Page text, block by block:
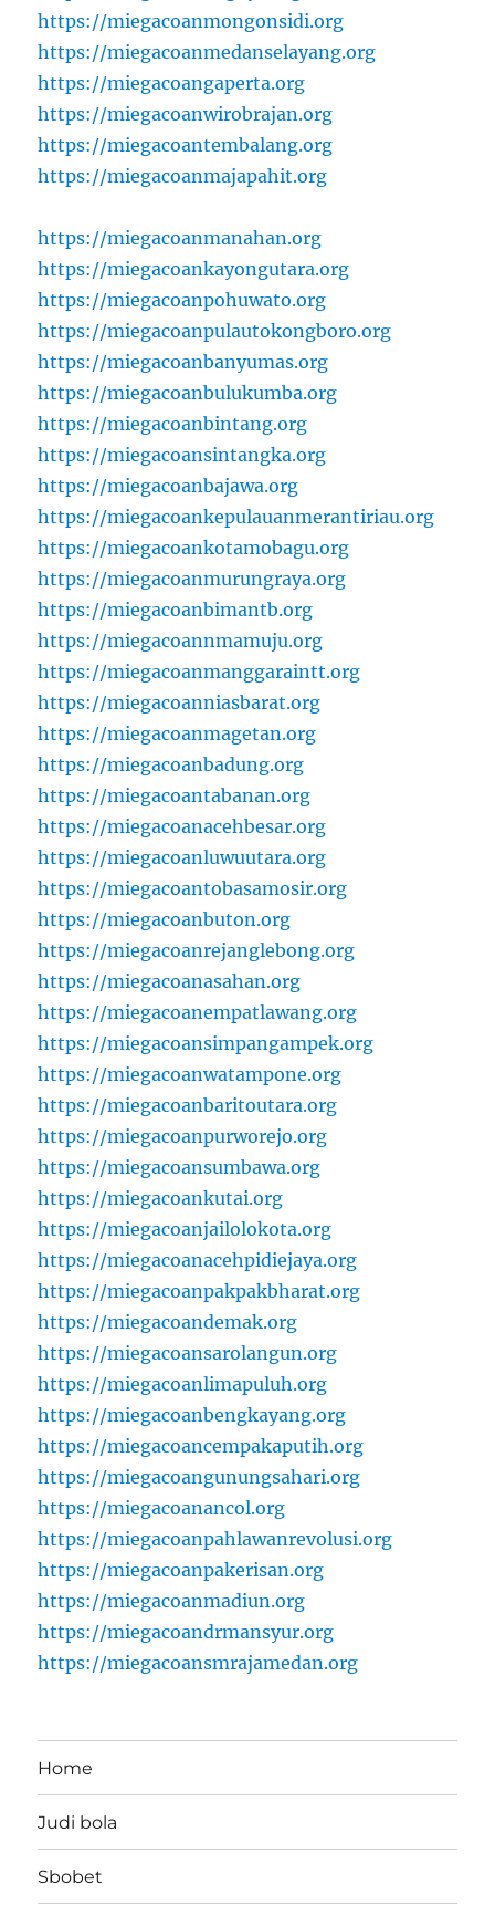
https://miegacoanmongonsidi.org
https://miegacoanmedanselayang.org
https://miegacoangaperta.org
https://miegacoanwirobrajan.org
https://miegacoantembalang.org
https://miegacoanmajapahit.org
https://miegacoanmanahan.org
https://miegacoankayongutara.org
https://miegacoanpohuwato.org
https://miegacoanpulautokongboro.org
https://miegacoanbanyumas.org
https://miegacoanbulukumba.org
https://miegacoanbintang.org
https://miegacoansintangka.org
https://miegacoanbajawa.org
https://miegacoankepulauanmerantiriau.org
https://miegacoankotamobagu.org
https://miegacoanmurungraya.org
https://miegacoanbimantb.org
https://miegacoannmamuju.org
https://miegacoanmanggaraintt.org
https://miegacoanniasbarat.org
https://miegacoanmagetan.org
https://miegacoanbadung.org
https://miegacoantabanan.org
https://miegacoanacehbesar.org
https://miegacoanluwuutara.org
https://miegacoantobasamosir.org
https://miegacoanbuton.org
https://miegacoanrejanglebong.org
https://miegacoanasahan.org
https://miegacoanempatlawang.org
https://miegacoansimpangampek.org
https://miegacoanwatampone.org
https://miegacoanbaritoutara.org
https://miegacoanpurworejo.org
https://miegacoansumbawa.org
https://miegacoankutai.org
https://miegacoanjailolokota.org
https://miegacoanacehpidiejaya.org
https://miegacoanpakpakbharat.org
https://miegacoandemak.org
https://miegacoansarolangun.org
https://miegacoanlimapuluh.org
https://miegacoanbengkayang.org
https://miegacoancempakaputih.org
https://miegacoangunungsahari.org
https://miegacoanancol.org
https://miegacoanpahlawanrevolusi.org
https://miegacoanpakerisan.org
https://miegacoanmadiun.org
https://miegacoandrmansyur.org
https://miegacoansmrajamedan.org
Home
Judi bola
Sbobet